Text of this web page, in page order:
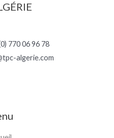
770 06 96 78
algerie.com